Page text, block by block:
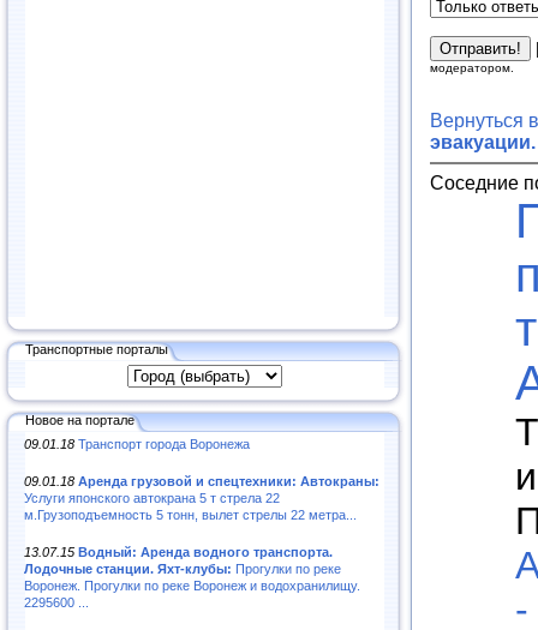
Транспортные порталы
Новое на портале
09.01.18 Транспорт города Воронежа
09.01.18 Аренда грузовой и спецтехники: Автокраны:
Услуги японского автокрана 5 т стрела 22
м.Грузоподъемность 5 тонн, вылет стрелы 22 метра...
13.07.15 Водный: Аренда водного транспорта.
Лодочные станции. Яхт-клубы: Прогулки по реке
Воронеж. Прогулки по реке Воронеж и водохранилищу.
2295600 ...
модератором.
Вернуться
Соседние
-